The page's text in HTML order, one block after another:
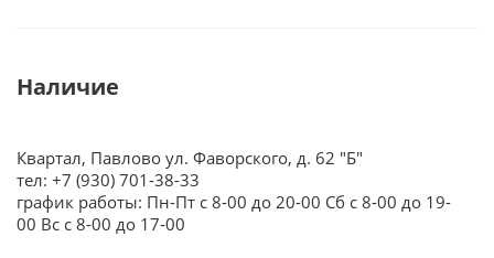
Наличие
Квартал, Павлово ул. Фаворского, д. 62 "Б"
тел: +7 (930) 701-38-33
график работы: Пн-Пт с 8-00 до 20-00 Сб с 8-00 до 19-
00 Вс с 8-00 до 17-00